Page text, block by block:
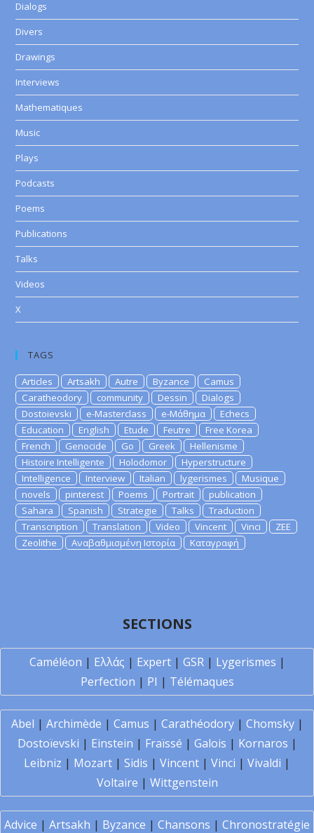
Dialogs
Divers
Drawings
Interviews
Mathematiques
Music
Plays
Podcasts
Poems
Publications
Talks
Videos
X
TAGS
Articles Artsakh Autre Byzance
Camus
Caratheodory
community Dessin
Dialogs
Dostoievski
e-Masterclass e-Μάθημα
Echecs
Education
English Etude Feutre
Free Korea
French
Genocide Go Greek
Hellenisme
Histoire Intelligente
Holodomor
Hyperstructure
Intelligence
Interview Italian lygerismes
Musique
novels
pinterest Poems Portrait
publication
Sahara
Spanish Strategie Talks
Traduction
Transcription
Translation Video Vincent Vinci
ZEE
Zeolithe
Αναβαθμισμένη Ιστορία Καταγραφή
SECTIONS
Caméléon | Ελλάς | Expert| GSR| Lygerismes |
Perfection | PI | Télémaques
Abel | Archimède | Camus | Carathéodory| Chomsky|
Dostoïevski | Einstein | Fraïssé | Galois | Kornaros |
Leibniz | Mozart | Sidis | Vincent | Vinci | Vivaldi |
Voltaire | Wittgenstein
Advice | Artsakh | Byzance | Chansons | Chronostratégie